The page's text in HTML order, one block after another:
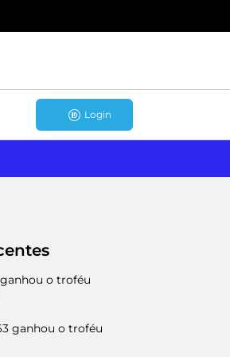
Login
ganhou o troféu
ganhou o troféu